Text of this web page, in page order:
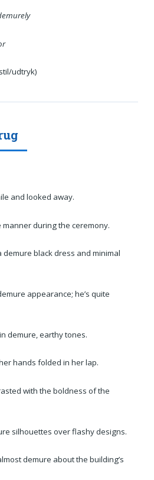
udtryk)
and looked away.
during the ceremony.
black dress and minimal
appearance; he’s quite
demure, earthy tones.
hands folded in her lap.
with the boldness of the
silhouettes over flashy designs.
demure about the building’s